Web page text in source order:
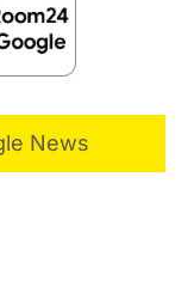
News